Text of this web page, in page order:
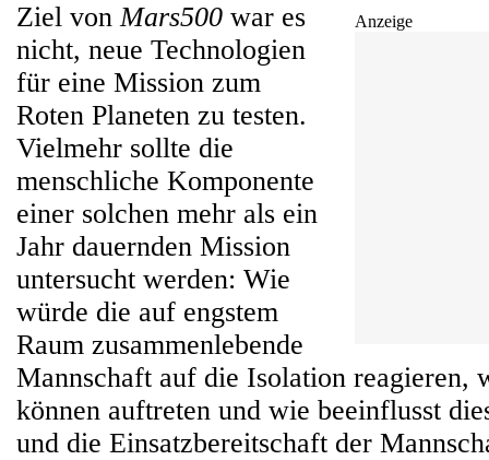
Anzeige
Ziel vonMars500 war es
nicht, neue Technologien
für eine Mission zum
Roten Planeten zu testen.
Vielmehr sollte die
menschliche Komponente
einer solchen mehr als ein
Jahr dauernden Mission
untersucht werden: Wie
würde die auf engstem
Raum zusammenlebende
Mannschaft auf die Isolation reagieren,
können auftreten und wie beeinflusst
und die Einsatzbereitschaft der